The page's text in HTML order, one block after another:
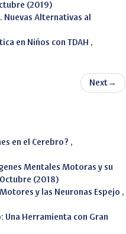
(2019)
Alternativas al
en Niños con TDAH ,
Next →
en el Cerebro? ,
Mentales Motoras y su
(2018)
y las Neuronas Espejo ,
Una Herramienta con Gran